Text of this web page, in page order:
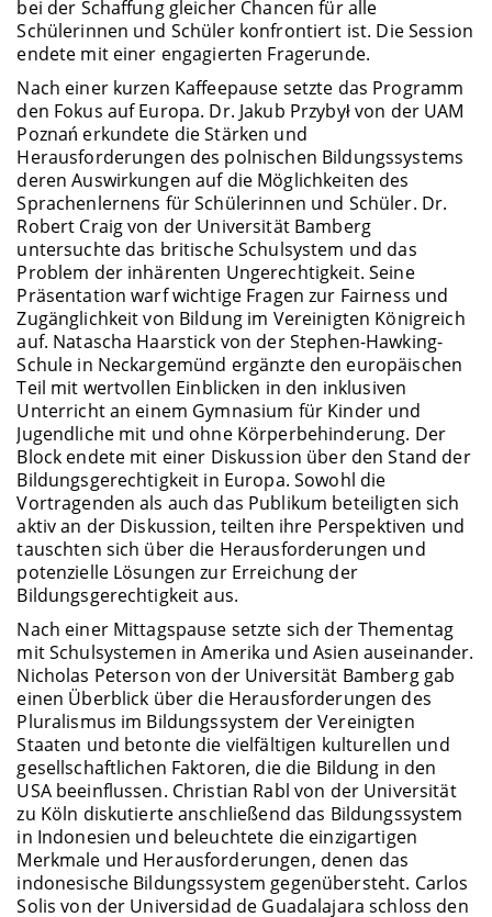
bei der Schaffung gleicher Chancen für alle
Schülerinnen und Schüler konfrontiert ist. Die Session
endete mit einer engagierten Fragerunde.
Nach einer kurzen Kaffeepause setzte das Programm
den Fokus auf Europa. Dr. Jakub Przybył von der UAM
Poznań erkundete die Stärken und
Herausforderungen des polnischen Bildungssystems
deren Auswirkungen auf die Möglichkeiten des
Sprachenlernens für Schülerinnen und Schüler. Dr.
Robert Craig von der Universität Bamberg
untersuchte das britische Schulsystem und das
Problem der inhärenten Ungerechtigkeit. Seine
Präsentation warf wichtige Fragen zur Fairness und
Zugänglichkeit von Bildung im Vereinigten Königreich
auf. Natascha Haarstick von der Stephen-Hawking-
Schule in Neckargemünd ergänzte den europäischen
Teil mit wertvollen Einblicken in den inklusiven
Unterricht an einem Gymnasium für Kinder und
Jugendliche mit und ohne Körperbehinderung. Der
Block endete mit einer Diskussion über den Stand der
Bildungsgerechtigkeit in Europa. Sowohl die
Vortragenden als auch das Publikum beteiligten sich
aktiv an der Diskussion, teilten ihre Perspektiven und
tauschten sich über die Herausforderungen und
potenzielle Lösungen zur Erreichung der
Bildungsgerechtigkeit aus.
Nach einer Mittagspause setzte sich der Thementag
mit Schulsystemen in Amerika und Asien auseinander.
Nicholas Peterson von der Universität Bamberg gab
einen Überblick über die Herausforderungen des
Pluralismus im Bildungssystem der Vereinigten
Staaten und betonte die vielfältigen kulturellen und
gesellschaftlichen Faktoren, die die Bildung in den
USA beeinflussen. Christian Rabl von der Universität
zu Köln diskutierte anschließend das Bildungssystem
in Indonesien und beleuchtete die einzigartigen
Merkmale und Herausforderungen, denen das
indonesische Bildungssystem gegenübersteht. Carlos
Solis von der Universidad de Guadalajara schloss den